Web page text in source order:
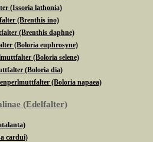
(Issoria lathonia)
(Brenthis ino)
(Brenthis daphne)
(Boloria euphrosyne)
(Boloria selene)
(Boloria dia)
(Boloria napaea)
(Edelfalter)
cardui)